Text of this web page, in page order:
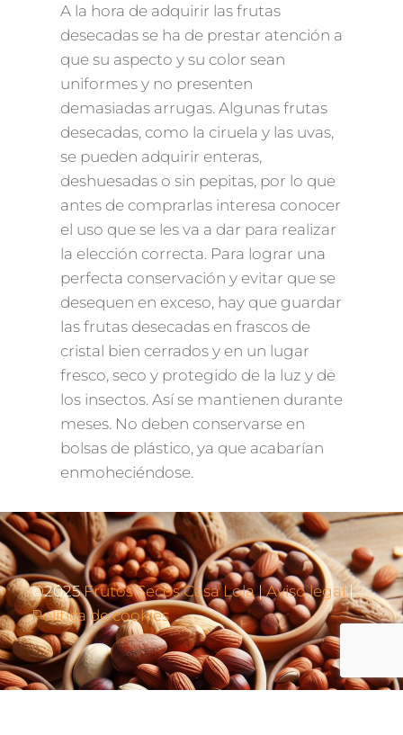
A la hora de adquirir las frutas
desecadas se ha de prestar atención a
que su aspecto y su color sean
uniformes y no presenten
demasiadas arrugas. Algunas frutas
desecadas, como la ciruela y las uvas,
se pueden adquirir enteras,
deshuesadas o sin pepitas, por lo que
antes de comprarlas interesa conocer
el uso que se les va a dar para realizar
la elección correcta. Para lograr una
perfecta conservación y evitar que se
desequen en exceso, hay que guardar
las frutas desecadas en frascos de
cristal bien cerrados y en un lugar
fresco, seco y protegido de la luz y de
los insectos. Así se mantienen durante
meses. No deben conservarse en
bolsas de plástico, ya que acabarían
enmoheciéndose.
©2025Frutos Secos Casa Lola|Aviso legal|
Política de cookies